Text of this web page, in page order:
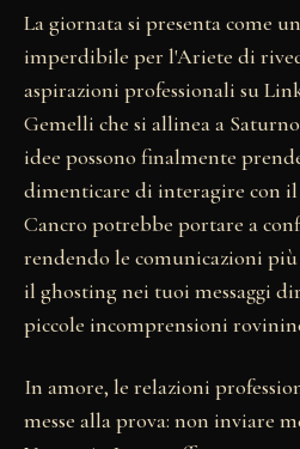
La giornata si presenta come
imperdibile per l'Ariete di
aspirazioni professionali su
Gemelli che si allinea a
idee possono finalmente
dimenticare di interagire con
Cancro potrebbe portare a
rendendo le comunicazioni
il ghosting nei tuoi messaggi
piccole incomprensioni
In amore, le relazioni
messe alla prova: non inviare